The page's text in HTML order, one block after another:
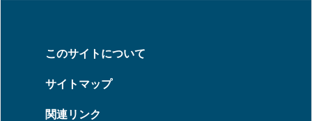
このサイトについて
サイトマップ
関連リンク